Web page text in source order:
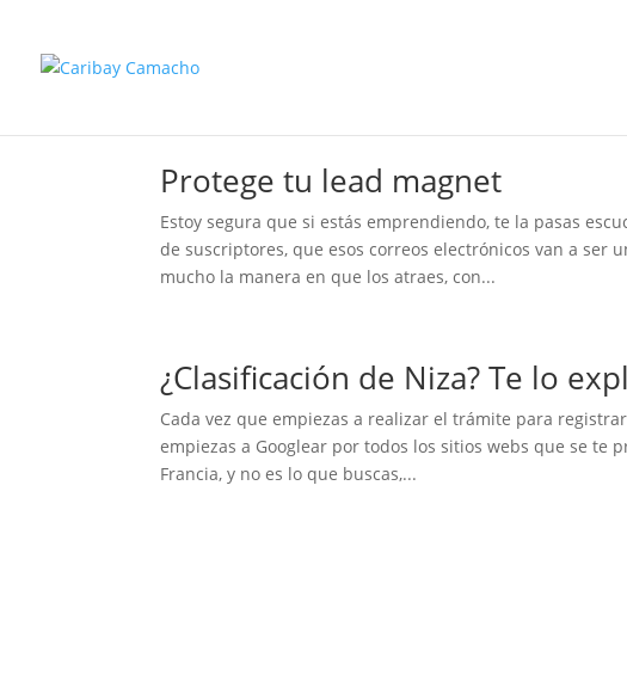
Protege tu lead magnet
Estoy segura que si estás emprendiendo, te la pasas
de suscriptores, que esos correos electrónicos van a ser
mucho la manera en que los atraes, con...
¿Clasificación de Niza? Te lo
Cada vez que empiezas a realizar el trámite para
empiezas a Googlear por todos los sitios webs que se te
Francia, y no es lo que buscas,...